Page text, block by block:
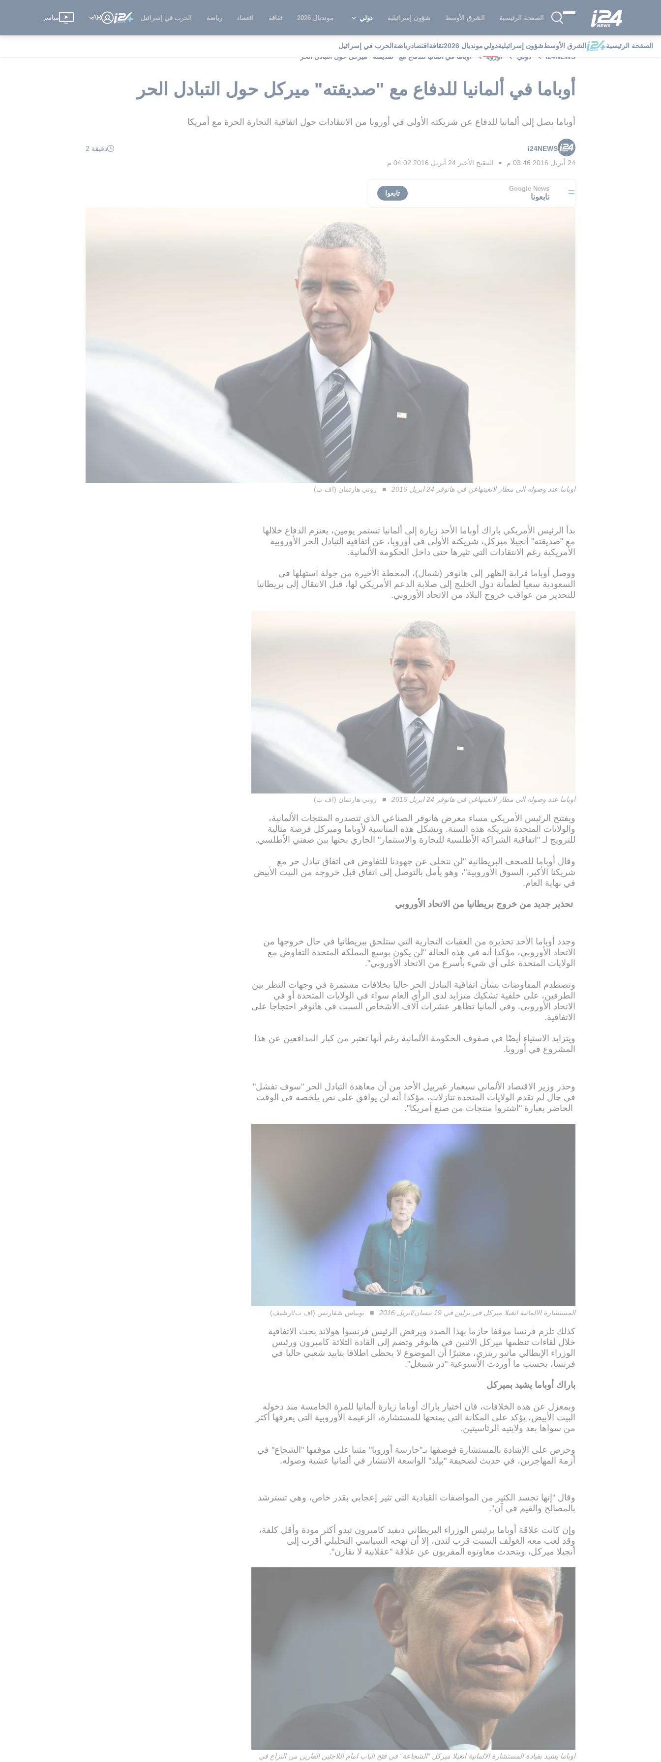
الصفحة الرئيسية الشرق الأوسط شؤون إسرائيلية دولي مونديال 2026 ثقافة اقتصاد رياضة الحرب في إسرائيل AR مباشر
الصفحة الرئيسية الشرق الأوسطشؤون إسرائيليةدوليمونديال 2026 ثقافة اقتصادرياضة الحرب في إسرائيل
i24NEWS
دولي أوروبا أوباما في ألمانيا للدفاع مع "صديقته" ميركل حول التبادل الحر
أوباما في ألمانيا للدفاع مع "صديقته" ميركل حول التبادل الحر
أوباما يصل إلى ألمانيا للدفاع عن شريكته الأولى في أوروبا من الانتقادات حول اتفاقية التجارة الحرة مع أمريكا
i24NEWS
دقيقة 2
24 أبريل 2016 03:46 م
■ التنقيح الأخير 24 أبريل 2016 04:02 م
Google News
تابعونا تابعوا
اوباما عند وصوله الى مطار لانغينهاغن في هانوفر 24 ابريل 2016 روني هارتمان (اف ب)
بدأ الرئيس الأمريكي باراك أوباما الأحد زيارة إلى ألمانيا تستمر يومين، يعتزم الدفاع خلالها
مع "صديقته" أنجيلا ميركل، شريكته الأولى في أوروبا، عن اتفاقية التبادل الحر الأوروبية
الأمريكية رغم الانتقادات التي تثيرها حتى داخل الحكومة الألمانية.
ووصل أوباما قرابة الظهر إلى هانوفر (شمال)، المحطة الأخيرة من جولة استهلها في
السعودية سعيا لطمأنة دول الخليج إلى صلابة الدعم الأمريكي لها، قبل الانتقال إلى بريطانيا
للتحذير من عواقب خروج البلاد من الاتحاد الأوروبي.
اوباما عند وصوله الى مطار لانغينهاغن في هانوفر 24 ابريل 2016 روني هارتمان (اف ب)
ويفتتح الرئيس الأمريكي مساء معرض هانوفر الصناعي الذي تتصدره المنتجات الألمانية،
والولايات المتحدة شريكه هذه السنة. وتشكل هذه المناسبة لأوباما وميركل فرصة مثالية
للترويج لـ "اتفاقية الشراكة الأطلسية للتجارة والاستثمار" الجاري بحثها بين ضفتي الأطلسي.
وقال أوباما للصحف البريطانية "لن نتخلى عن جهودنا للتفاوض في اتفاق تبادل حر مع
شريكنا الأكبر، السوق الأوروبية"، وهو يأمل بالتوصل إلى اتفاق قبل خروجه من البيت الأبيض
في نهاية العام.
تحذير جديد من خروج بريطانيا من الاتحاد الأوروبي
وجدد أوباما الأحد تحذيره من العقبات التجارية التي ستلحق ببريطانيا في حال خروجها من
الاتحاد الأوروبي، مؤكدا أنه في هذه الحالة "لن يكون بوسع المملكة المتحدة التفاوض مع
الولايات المتحدة على أي شيء بأسرع من الاتحاد الأوروبي".
وتصطدم المفاوضات بشأن اتفاقية التبادل الحر حاليا بخلافات مستمرة في وجهات النظر بين
الطرفين، على خلفية تشكيك متزايد لدى الرأي العام سواء في الولايات المتحدة أو في
الاتحاد الأوروبي. وفي ألمانيا تظاهر عشرات آلاف الأشخاص السبت في هانوفر احتجاجا على
الاتفاقية.
ويتزايد الاستياء أيضًا في صفوف الحكومة الألمانية رغم أنها تعتبر من كبار المدافعين عن هذا
المشروع في أوروبا.
وحذر وزير الاقتصاد الألماني سيغمار غبرييل الأحد من أن معاهدة التبادل الحر "سوف تفشل"
في حال لم تقدم الولايات المتحدة تنازلات، مؤكدا أنه لن يوافق على نص يلخصه في الوقت
الحاضر بعبارة "اشتروا منتجات من صنع أمريكا".
المستشارة الالمانية انغيلا ميركل في برلين في 19 نيسان/ابريل 2016 توبياس شفارتس (اف ب/ارشيف)
كذلك تلزم فرنسا موقفا حازما بهذا الصدد ويرفض الرئيس فرنسوا هولاند بحث الاتفاقية
خلال لقاءات تنظمها ميركل الاثنين في هانوفر وتضم إلى القادة الثلاثة كاميرون ورئيس
الوزراء الإيطالي ماتيو رينزي، معتبرًا أن الموضوع لا يحظى اطلاقا بتاييد شعبي حاليا في
فرنسا، بحسب ما أوردت الأسبوعية "در شبيغل".
باراك أوباما يشيد بميركل
وبمعزل عن هذه الخلافات، فان اختيار باراك أوباما زيارة ألمانيا للمرة الخامسة منذ دخوله
البيت الأبيض، يؤكد على المكانة التي يمنحها للمستشارة، الزعيمة الأوروبية التي يعرفها أكثر
من سواها بعد ولايتيه الرئاسيتين.
وحرص على الإشادة بالمستشارة فوصفها بـ"حارسة أوروبا" مثنيا على موقفها "الشجاع" في
أزمة المهاجرين، في حديث لصحيفة "بيلد" الواسعة الانتشار في ألمانيا عشية وصوله.
وقال "إنها تجسد الكثير من المواصفات القيادية التي تثير إعجابي بقدر خاص، وهي تسترشد
بالمصالح والقيم في آن".
وإن كانت علاقة أوباما برئيس الوزراء البريطاني ديفيد كاميرون تبدو أكثر مودة وأقل كلفة،
وقد لعب معه الغولف السبت قرب لندن، إلا أن نهجه السياسي التحليلي أقرب إلى
أنجيلا ميركل، ويتحدث معاونوه المقربون عن علاقة "عقلانية لا تقارن".
اوباما يشيد بقيادة المستشارة الالمانية انغيلا ميركل "الشجاعة" في فتح الباب امام اللاجئين الفارين من النزاع في